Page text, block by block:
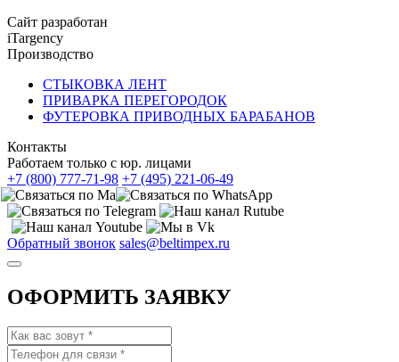
Сайт разработан
iTargency
Производство
СТЫКОВКА ЛЕНТ
ПРИВАРКА ПЕРЕГОРОДОК
ФУТЕРОВКА ПРИВОДНЫХ БАРАБАНОВ
Контакты
Работаем только с юр. лицами
+7 (800) 777-71-98 +7 (495) 221-06-49
Обратный звонок sales@beltimpex.ru
ОФОРМИТЬ ЗАЯВКУ